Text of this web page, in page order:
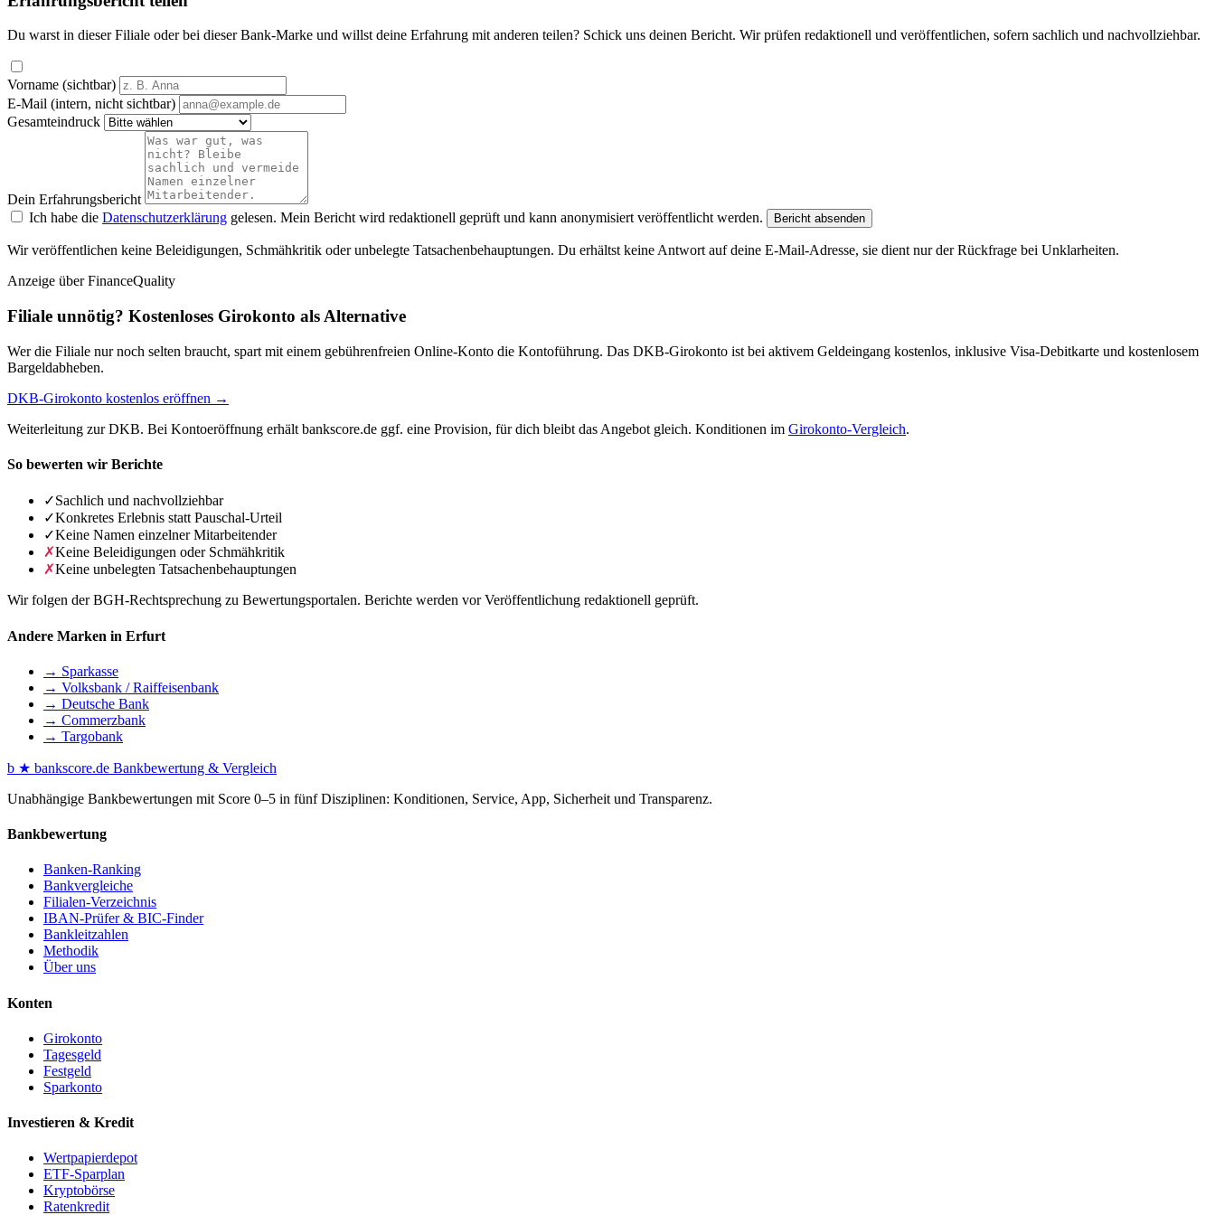
Du warst in dieser Filiale oder bei dieser Bank-Marke und willst deine Erfahrung mit anderen teilen? Schick uns deinen Bericht. Wir prüfen redaktionell und veröffentlichen, sofern sachlich und nachvollziehbar.
Vorname (sichtbar)
E-Mail (intern, nicht sichtbar)
Gesamteindruck
Dein Erfahrungsbericht
Ich habe die Datenschutzerklärung gelesen. Mein Bericht wird redaktionell geprüft und kann anonymisiert veröffentlicht werden. Bericht absenden
Wir veröffentlichen keine Beleidigungen, Schmähkritik oder unbelegte Tatsachenbehauptungen. Du erhältst keine Antwort auf deine E-Mail-Adresse, sie dient nur der Rückfrage bei Unklarheiten.
Anzeige über FinanceQuality
Filiale unnötig? Kostenloses Girokonto als Alternative
Wer die Filiale nur noch selten braucht, spart mit einem gebührenfreien Online-Konto die Kontoführung. Das DKB-Girokonto ist bei aktivem Geldeingang kostenlos, inklusive Visa-Debitkarte und kostenlosem
Bargeldabheben.
DKB-Girokonto kostenlos eröffnen →
Weiterleitung zur DKB. Bei Kontoeröffnung erhält bankscore.de ggf. eine Provision, für dich bleibt das Angebot gleich. Konditionen im Girokonto-Vergleich.
So bewerten wir Berichte
✓Sachlich und nachvollziehbar
✓Konkretes Erlebnis statt Pauschal-Urteil
✓Keine Namen einzelner Mitarbeitender
✗Keine Beleidigungen oder Schmähkritik
✗Keine unbelegten Tatsachenbehauptungen
Wir folgen der BGH-Rechtsprechung zu Bewertungsportalen. Berichte werden vor Veröffentlichung redaktionell geprüft.
Andere Marken in Erfurt
→ Sparkasse
→ Volksbank / Raiffeisenbank
→ Deutsche Bank
→ Commerzbank
→ Targobank
b ★ bankscore.de Bankbewertung & Vergleich
Unabhängige Bankbewertungen mit Score 0–5 in fünf Disziplinen: Konditionen, Service, App, Sicherheit und Transparenz.
Bankbewertung
Banken-Ranking
Bankvergleiche
Filialen-Verzeichnis
IBAN-Prüfer & BIC-Finder
Bankleitzahlen
Methodik
Über uns
Konten
Girokonto
Tagesgeld
Festgeld
Sparkonto
Investieren & Kredit
Wertpapierdepot
ETF-Sparplan
Kryptobörse
Ratenkredit